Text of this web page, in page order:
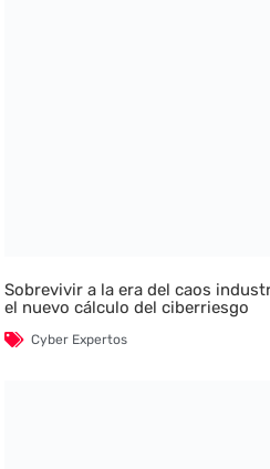
Sobrevivir a la era del caos
el nuevo cálculo del ciberriesgo
Cyber Expertos